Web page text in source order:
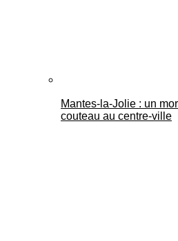
Mantes-la-Jolie : un
couteau au centre-ville